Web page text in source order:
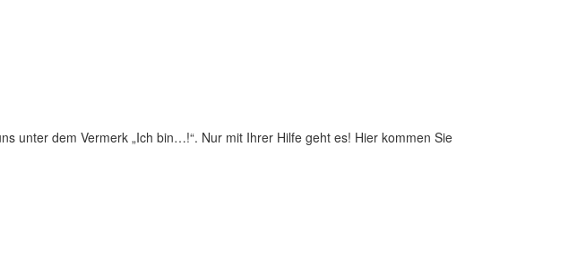
unter dem Vermerk „Ich bin…!“. Nur mit Ihrer Hilfe geht es! Hier kommen Sie